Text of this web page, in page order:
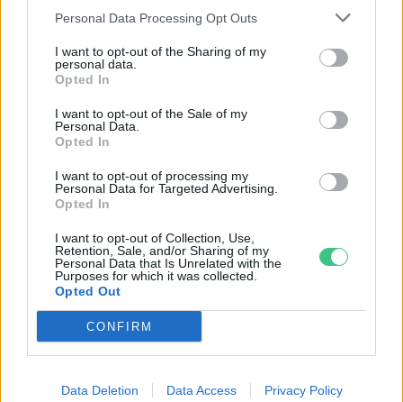
Personal Data Processing Opt Outs
I want to opt-out of the Sharing of my
personal data.
Opted In
I want to opt-out of the Sale of my
Personal Data.
Opted In
I want to opt-out of processing my
Personal Data for Targeted Advertising.
Opted In
I want to opt-out of Collection, Use,
Retention, Sale, and/or Sharing of my
Personal Data that Is Unrelated with the
Purposes for which it was collected.
Opted Out
CONFIRM
Data Deletion Data Access Privacy Policy
Végül fontos hangsúlyozni, hogy az
megvalósítása csak egyetlen probléma, ha a
legközelebbi égitestek kolonizálásának
lehetőségeit vizsgáljuk. Rengeteg más
kihívással kell megküzdeni, ha folyamatos
jelenlétben gondolkozunk. Mindez pedig még
jó ideig csupán a fantázia terepe marad.
Bolygónk gazdag, sokszínű élővilágának óvása
és megőrzése kiemelt téma volt aPlanet